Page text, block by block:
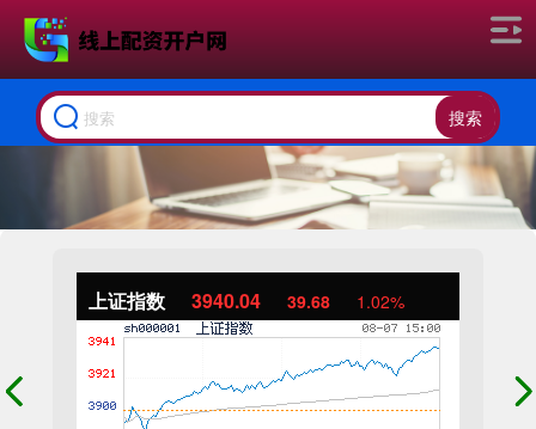
搜索
上证指数 3940.04 39.68 1.02%